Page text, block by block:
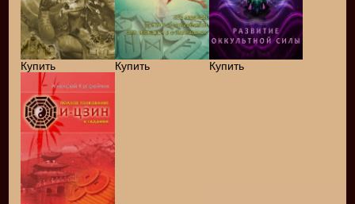
Купить Купить Купить